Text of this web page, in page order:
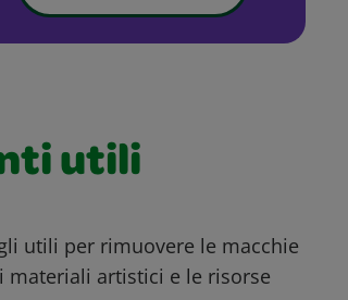
utili
utili per rimuovere le macchie
materiali artistici e le risorse